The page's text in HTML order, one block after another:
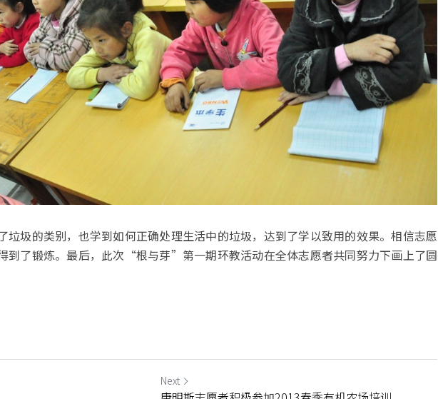
垃圾的类别，也学到如何正确处理生活中的垃圾，达到了学以致用的效果。相信志愿
到了锻炼。最后，此次“根与芽”第一期环教活动在全体志愿者共同努力下画上了圆
Next